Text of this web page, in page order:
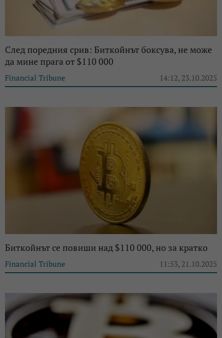
След поредния срив: Биткойнът боксува, не може
да мине прага от $110 000
Financial Tribune 14:12, 23.10.2025
Биткойнът се повиши над $110 000, но за кратко
Financial Tribune 11:53, 21.10.2025